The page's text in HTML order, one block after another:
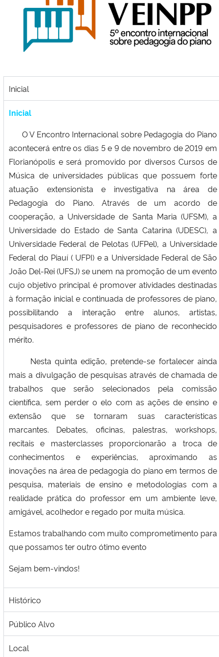
Ministério da Cidadania
Ministério da Ciência, Tecnologia, Inovações e Comunicações
Ministério do Meio Ambiente
Ministério do Turismo
Ministério do Desenvolvimento Regional
Controladoria-Geral da União
Ministério da Mulher, da Família e dos Direitos Humanos
Secretaria-Geral
Secretaria de Governo
Advocacia-Geral da União
Banco Central do Brasil
Planalto
Inicial
Inicial
O V Encontro Internacional sobre Pedagogia do Piano
acontecerá entre os dias 5 e 9 de novembro de 2019 em
Florianópolis e será promovido por diversos Cursos de
Música de universidades públicas que possuem forte
atuação extensionista e investigativa na área de
Pedagogia do Piano. Através de um acordo de
cooperação, a Universidade de Santa Maria (UFSM), a
Universidade do Estado de Santa Catarina (UDESC), a
Universidade Federal de Pelotas (UFPel), a Universidade
Federal do Piauí ( UFPI) e a Universidade Federal de São
João Del-Rei (UFSJ) se unem na promoção de um evento
cujo objetivo principal é promover atividades destinadas
à formação inicial e continuada de professores de piano,
possibilitando a interação entre alunos, artistas,
pesquisadores e professores de piano de reconhecido
mérito.
Nesta quinta edição, pretende-se fortalecer ainda
mais a divulgação de pesquisas através de chamada de
trabalhos que serão selecionados pela comissão
científica, sem perder o elo com as ações de ensino e
extensão que se tornaram suas características
marcantes. Debates, oficinas, palestras, workshops,
recitais e masterclasses proporcionarão a troca de
conhecimentos e experiências, aproximando as
inovações na área de pedagogia do piano em termos de
pesquisa, materiais de ensino e metodologias com a
realidade prática do professor em um ambiente leve,
amigável, acolhedor e regado por muita música.
Estamos trabalhando com muito comprometimento para
que possamos ter outro ótimo evento
Sejam bem-vindos!
Histórico
Público Alvo
Local